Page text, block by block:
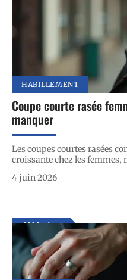
HABILLEMENT
Coupe courte rasée
manquer
Les coupes courtes rasées
croissante chez les femmes,
4 juin 2026
Médecine